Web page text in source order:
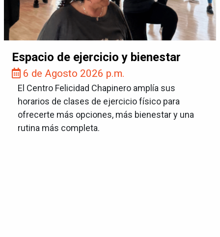
Espacio de ejercicio y bienestar
6 de Agosto 2026 p.m.
El Centro Felicidad Chapinero amplía sus
horarios de clases de ejercicio físico para
ofrecerte más opciones, más bienestar y una
rutina más completa.